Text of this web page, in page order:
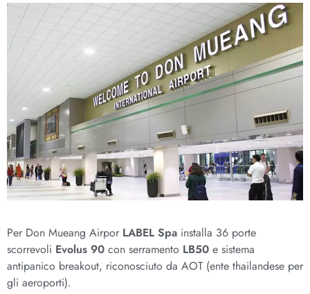
Per Don Mueang Airpor LABEL Spa installa 36 porte
scorrevoli Evolus 90 con serramento LB50 e sistema
antipanico breakout, riconosciuto da AOT (ente thailandese per
gli aeroporti).